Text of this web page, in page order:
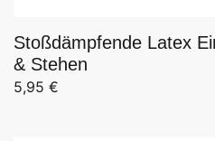
Stoßdämpfende Latex
& Stehen
5,95 €